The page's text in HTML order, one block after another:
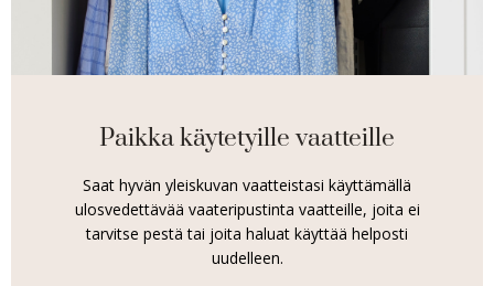
Paikka käytetyille vaatteille
Saat hyvän yleiskuvan vaatteistasi käyttämällä
ulosvedettävää vaateripustinta vaatteille, joita ei
tarvitse pestä tai joita haluat käyttää helposti
uudelleen.